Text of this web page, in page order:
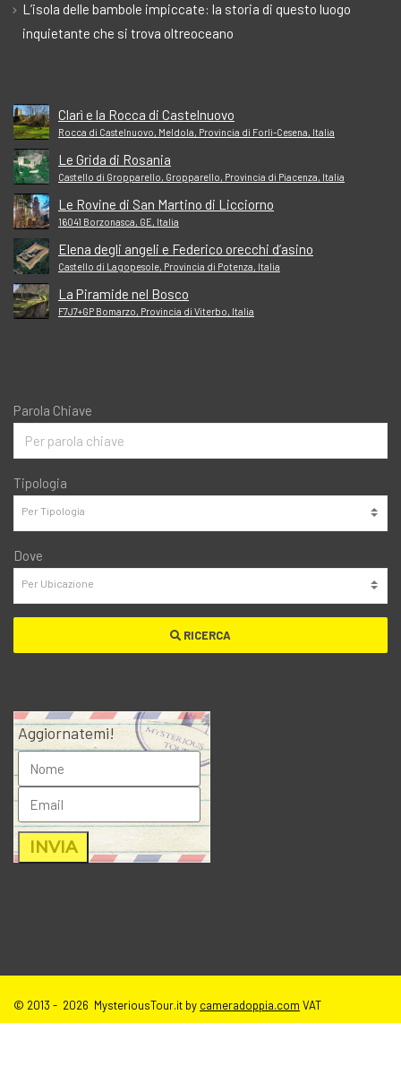
L’isola delle bambole impiccate: la storia di questo luogo
inquietante che si trova oltreoceano
Clarì e la Rocca di Castelnuovo
Rocca di Castelnuovo, Meldola, Provincia di Forlì-Cesena, Italia
Le Grida di Rosania
Castello di Gropparello, Gropparello, Provincia di Piacenza, Italia
Le Rovine di San Martino di Licciorno
16041 Borzonasca, GE, Italia
Elena degli angeli e Federico orecchi d’asino
Castello di Lagopesole, Provincia di Potenza, Italia
La Piramide nel Bosco
F7J7+GP Bomarzo, Provincia di Viterbo, Italia
Parola Chiave
Tipologia
Dove
RICERCA
Aggiornatemi!
© 2013 - 2026 MysteriousTour.it by cameradoppia.com VAT